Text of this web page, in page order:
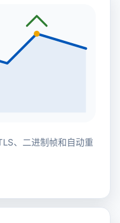
、二进制帧和自动重